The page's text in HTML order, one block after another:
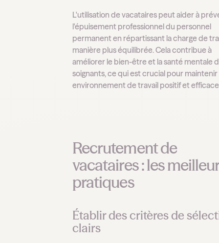
L'utilisation de vacataires peut aider à
l'épuisement professionnel du personnel
permanent en répartissant la charge de
manière plus équilibrée. Cela contribue à
améliorer le bien-être et la santé mentale
soignants, ce qui est crucial pour
environnement de travail positif et
Recrutement de
vacataires : les
pratiques
Établir des critères de
clairs